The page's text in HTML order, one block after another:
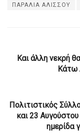
ΠΑΡΑΛΙΑ ΑΛΙΣΣΟΥ
Και άλλη νεκρή
Κάτω
Πολιτιστικός
και 23
ημερίδα